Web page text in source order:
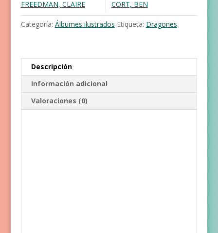
FREEDMAN, CLAIRE
CORT, BEN
Categoría: Álbumes ilustrados Etiqueta: Dragones
Descripción
Información adicional
Valoraciones (0)